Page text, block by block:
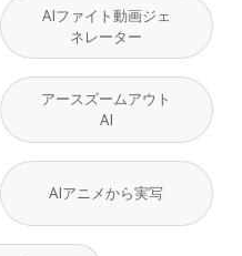
AIファイト動画ジェ
ネレーター
アースズームアウト
AI
AIアニメから実写